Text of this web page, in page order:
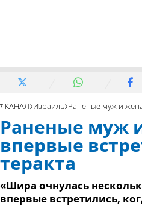
7 КАНАЛ Израиль Раненые муж и жена
Раненые муж
впервые
теракта
«Шира очнулась
впервые встретились,